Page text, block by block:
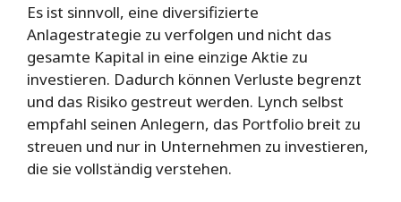
Es ist sinnvoll, eine diversifizierte
Anlagestrategie zu verfolgen und nicht das
gesamte Kapital in eine einzige Aktie zu
investieren. Dadurch können Verluste begrenzt
und das Risiko gestreut werden. Lynch selbst
empfahl seinen Anlegern, das Portfolio breit zu
streuen und nur in Unternehmen zu investieren,
die sie vollständig verstehen.